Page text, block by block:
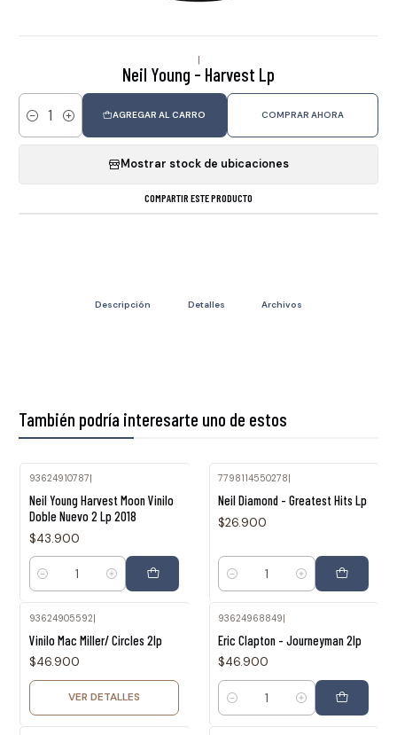
|
Neil Young - Harvest Lp
Cantidad
AGREGAR AL CARRO COMPRAR AHORA
Mostrar stock de ubicaciones
COMPARTIR ESTE PRODUCTO
Descripción Detalles Archivos
También podría interesarte uno de estos
93624910787|
Neil Young Harvest Moon Vinilo
Doble Nuevo 2 Lp 2018
$43.900
Cantidad
7798114550278|
Neil Diamond - Greatest Hits Lp
$26.900
Cantidad
93624905592|
Vinilo Mac Miller/ Circles 2lp
$46.900
VER DETALLES
93624968849|
Eric Clapton - Journeyman 2lp
$46.900
Cantidad